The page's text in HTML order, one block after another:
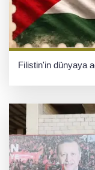
Filistin'in dünyaya